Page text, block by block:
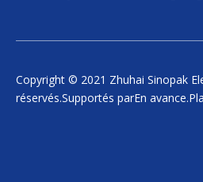
Copyright © 2021 Zhuhai Sinopak
réservés.Supportés parEn avance.